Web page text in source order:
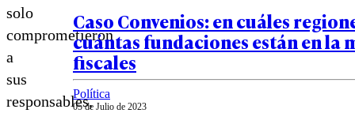
solo
comprometieron
a
sus
responsables,
Caso Convenios: en cuáles
cuántas fundaciones están en la
fiscales
Política
05 de Julio de 2023